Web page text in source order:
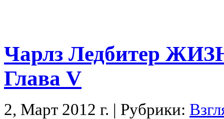
Чарлз Ледбитер
Глава V
2, Март 2012 г. | Рубрики: